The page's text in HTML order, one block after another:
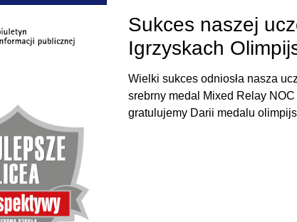
Sukces naszej
Igrzyskach
Wielki sukces odniosła nasza
srebrny medal Mixed Relay
gratulujemy Darii medalu